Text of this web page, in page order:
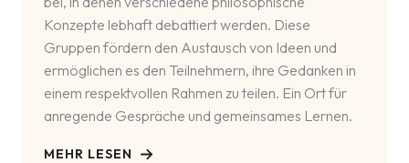
Konzepte lebhaft debattiert werden. Diese
Gruppen fördern den Austausch von Ideen und
ermöglichen es den Teilnehmern, ihre Gedanken in
einem respektvollen Rahmen zu teilen. Ein Ort für
anregende Gespräche und gemeinsames Lernen.
MEHR LESEN